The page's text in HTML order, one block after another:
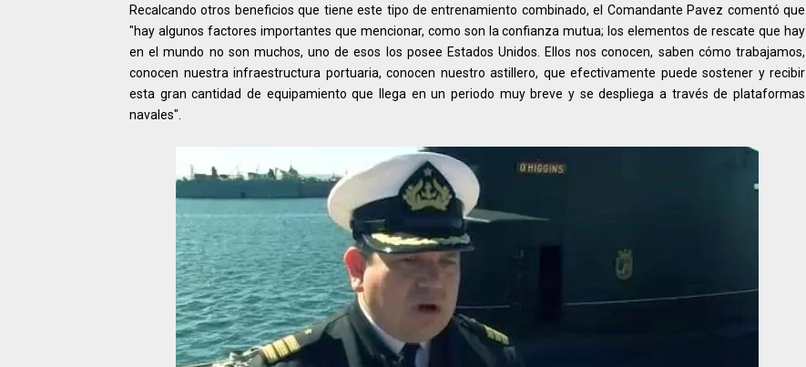
Recalcando otros beneficios que tiene este tipo de entrenamiento combinado, el Comandante Pavez comentó que
"hay algunos factores importantes que mencionar, como son la confianza mutua; los elementos de rescate que hay
en el mundo no son muchos, uno de esos los posee Estados Unidos. Ellos nos conocen, saben cómo trabajamos,
conocen nuestra infraestructura portuaria, conocen nuestro astillero, que efectivamente puede sostener y recibir
esta gran cantidad de equipamiento que llega en un periodo muy breve y se despliega a través de plataformas
navales".